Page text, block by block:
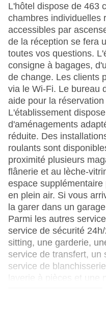
L'hôtel dispose de 463
chambres individuelles
accessibles par
de la réception se fera
toutes vos questions.
consigne à bagages,
de change. Les clients
via le Wi-Fi. Le bureau
aide pour la
L'établissement
d'aménagements
réduite. Des
roulants sont
proximité plusieurs
flânerie et au lèche-
espace
en plein air. Si vous
la garer dans un
Parmi les autres
service de sécurité
sitting, une garderie,
service de transfert, un
service de
laverie à pièces et une
est mis gratuitement à